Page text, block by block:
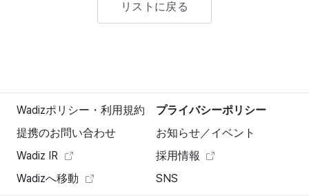
リストに戻る
Wadizポリシー・利用規約
プライバシーポリシー
提携のお問い合わせ
お知らせ／イベント
Wadiz IR
採用情報
Wadizへ移動
SNS